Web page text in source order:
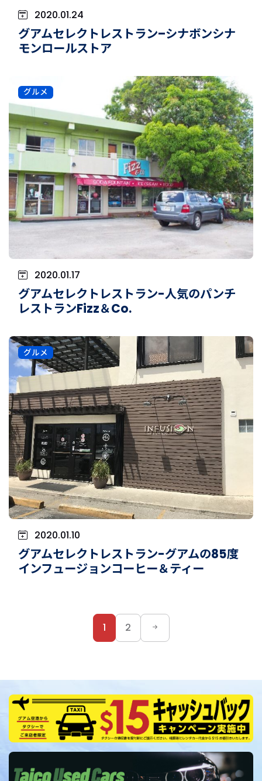
2020.01.24
グアムセレクトレストラン–シナボンシナ
モンロールストア
グルメ
2020.01.17
グアムセレクトレストラン-人気のパンチ
レストランFizz＆Co.
グルメ
2020.01.10
グアムセレクトレストラン-グアムの85度
インフュージョンコーヒー＆ティー
1 2